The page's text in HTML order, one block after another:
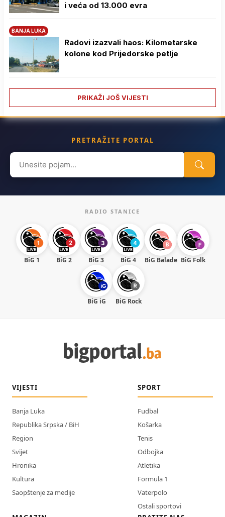
i veća od 13.000 evra
BANJA LUKA
Radovi izazvali haos: Kilometarske
kolone kod Prijedorske petlje
PRIKAŽI JOŠ VIJESTI
PRETRAŽITE PORTAL
Search
for:
RADIO STANICE
BiG 1 BiG 2 BiG 3 BiG 4 BiG Balade BiG Folk
BiG iG BiG Rock
VIJESTI
Banja Luka
Republika Srpska / BiH
Region
Svijet
Hronika
Kultura
Saopštenje za medije
SPORT
Fudbal
Košarka
Tenis
Odbojka
Atletika
Formula 1
Vaterpolo
Ostali sportovi